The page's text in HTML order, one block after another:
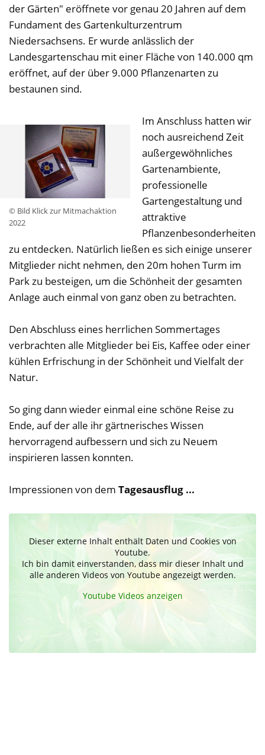
der Gärten" eröffnete vor genau 20 Jahren auf dem
Fundament des Gartenkulturzentrum
Niedersachsens. Er wurde anlässlich der
Landesgartenschau mit einer Fläche von 140.000 qm
eröffnet, auf der über 9.000 Pflanzenarten zu
bestaunen sind.
© Bild Klick zur Mitmachaktion
2022
Im Anschluss hatten wir
noch ausreichend Zeit
außergewöhnliches
Gartenambiente,
professionelle
Gartengestaltung und
attraktive
Pflanzenbesonderheiten
zu entdecken. Natürlich ließen es sich einige unserer
Mitglieder nicht nehmen, den 20m hohen Turm im
Park zu besteigen, um die Schönheit der gesamten
Anlage auch einmal von ganz oben zu betrachten.
Den Abschluss eines herrlichen Sommertages
verbrachten alle Mitglieder bei Eis, Kaffee oder einer
kühlen Erfrischung in der Schönheit und Vielfalt der
Natur.
So ging dann wieder einmal eine schöne Reise zu
Ende, auf der alle ihr gärtnerisches Wissen
hervorragend aufbessern und sich zu Neuem
inspirieren lassen konnten.
Impressionen von dem Tagesausflug ...
Dieser externe Inhalt enthält Daten und Cookies von
Youtube.
Ich bin damit einverstanden, dass mir dieser Inhalt und
alle anderen Videos von Youtube angezeigt werden.
Youtube Videos anzeigen